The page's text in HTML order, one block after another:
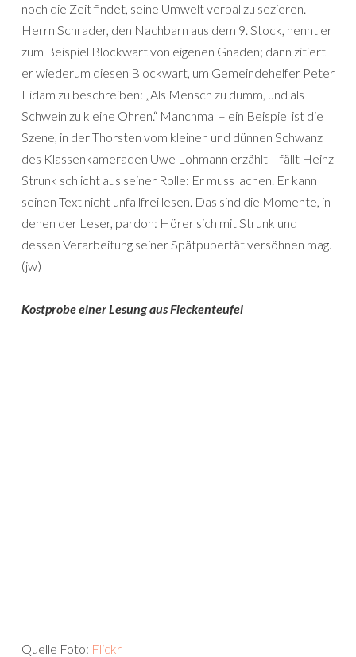
noch die Zeit findet, seine Umwelt verbal zu sezieren.
Herrn Schrader, den Nachbarn aus dem 9. Stock, nennt er
zum Beispiel Blockwart von eigenen Gnaden; dann zitiert
er wiederum diesen Blockwart, um Gemeindehelfer Peter
Eidam zu beschreiben: „Als Mensch zu dumm, und als
Schwein zu kleine Ohren.“ Manchmal – ein Beispiel ist die
Szene, in der Thorsten vom kleinen und dünnen Schwanz
des Klassenkameraden Uwe Lohmann erzählt – fällt Heinz
Strunk schlicht aus seiner Rolle: Er muss lachen. Er kann
seinen Text nicht unfallfrei lesen. Das sind die Momente, in
denen der Leser, pardon: Hörer sich mit Strunk und
dessen Verarbeitung seiner Spätpubertät versöhnen mag.
(jw)
Kostprobe einer Lesung aus Fleckenteufel
Quelle Foto: Flickr